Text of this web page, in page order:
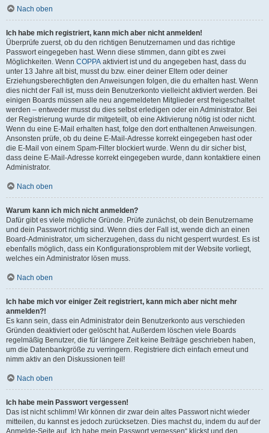
Nach oben
Ich habe mich registriert, kann mich aber nicht anmelden!
Überprüfe zuerst, ob du den richtigen Benutzernamen und das richtige
Passwort eingegeben hast. Wenn diese stimmen, dann gibt es zwei
Möglichkeiten. Wenn COPPA aktiviert ist und du angegeben hast, dass du
unter 13 Jahre alt bist, musst du bzw. einer deiner Eltern oder deiner
Erziehungsberechtigten den Anweisungen folgen, die du erhalten hast. Wenn
dies nicht der Fall ist, muss dein Benutzerkonto vielleicht aktiviert werden. Bei
einigen Boards müssen alle neu angemeldeten Mitglieder erst freigeschaltet
werden – entweder musst du dies selbst erledigen oder ein Administrator. Bei
der Registrierung wurde dir mitgeteilt, ob eine Aktivierung nötig ist oder nicht.
Wenn du eine E-Mail erhalten hast, folge den dort enthaltenen Anweisungen.
Ansonsten prüfe, ob du deine E-Mail-Adresse korrekt eingegeben hast oder
die E-Mail von einem Spam-Filter blockiert wurde. Wenn du dir sicher bist,
dass deine E-Mail-Adresse korrekt eingegeben wurde, dann kontaktiere einen
Administrator.
Nach oben
Warum kann ich mich nicht anmelden?
Dafür gibt es viele mögliche Gründe. Prüfe zunächst, ob dein Benutzername
und dein Passwort richtig sind. Wenn dies der Fall ist, wende dich an einen
Board-Administrator, um sicherzugehen, dass du nicht gesperrt wurdest. Es ist
ebenfalls möglich, dass ein Konfigurationsproblem mit der Website vorliegt,
welches ein Administrator lösen muss.
Nach oben
Ich habe mich vor einiger Zeit registriert, kann mich aber nicht mehr
anmelden?!
Es kann sein, dass ein Administrator dein Benutzerkonto aus verschieden
Gründen deaktiviert oder gelöscht hat. Außerdem löschen viele Boards
regelmäßig Benutzer, die für längere Zeit keine Beiträge geschrieben haben,
um die Datenbankgröße zu verringern. Registriere dich einfach erneut und
nimm aktiv an den Diskussionen teil!
Nach oben
Ich habe mein Passwort vergessen!
Das ist nicht schlimm! Wir können dir zwar dein altes Passwort nicht wieder
mitteilen, du kannst es jedoch zurücksetzen. Dies machst du, indem du auf der
Anmelde-Seite auf „Ich habe mein Passwort vergessen“ klickst und den